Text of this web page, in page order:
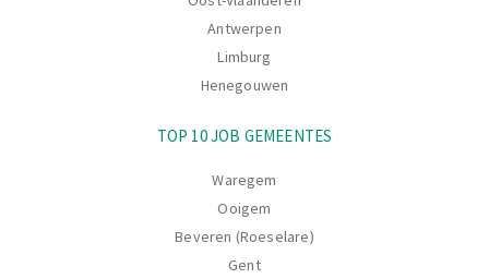
Antwerpen
Limburg
Henegouwen
TOP 10 JOB GEMEENTES
Waregem
Ooigem
Beveren (Roeselare)
Gent